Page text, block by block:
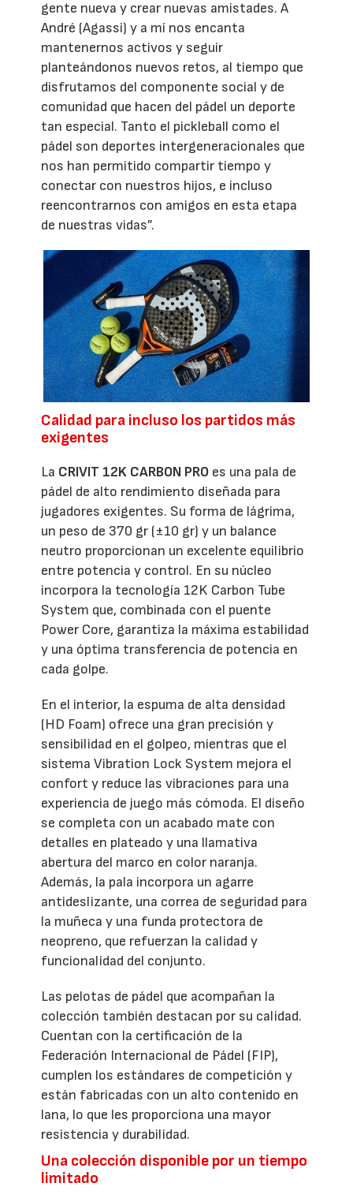
gente nueva y crear nuevas amistades. A
André (Agassi) y a mí nos encanta
mantenernos activos y seguir
planteándonos nuevos retos, al tiempo que
disfrutamos del componente social y de
comunidad que hacen del pádel un deporte
tan especial. Tanto el pickleball como el
pádel son deportes intergeneracionales que
nos han permitido compartir tiempo y
conectar con nuestros hijos, e incluso
reencontrarnos con amigos en esta etapa
de nuestras vidas”.
Calidad para incluso los partidos más
exigentes
La CRIVIT 12K CARBON PRO es una pala de
pádel de alto rendimiento diseñada para
jugadores exigentes. Su forma de lágrima,
un peso de 370 gr (±10 gr) y un balance
neutro proporcionan un excelente equilibrio
entre potencia y control. En su núcleo
incorpora la tecnología 12K Carbon Tube
System que, combinada con el puente
Power Core, garantiza la máxima estabilidad
y una óptima transferencia de potencia en
cada golpe.
En el interior, la espuma de alta densidad
(HD Foam) ofrece una gran precisión y
sensibilidad en el golpeo, mientras que el
sistema Vibration Lock System mejora el
confort y reduce las vibraciones para una
experiencia de juego más cómoda. El diseño
se completa con un acabado mate con
detalles en plateado y una llamativa
abertura del marco en color naranja.
Además, la pala incorpora un agarre
antideslizante, una correa de seguridad para
la muñeca y una funda protectora de
neopreno, que refuerzan la calidad y
funcionalidad del conjunto.
Las pelotas de pádel que acompañan la
colección también destacan por su calidad.
Cuentan con la certificación de la
Federación Internacional de Pádel (FIP),
cumplen los estándares de competición y
están fabricadas con un alto contenido en
lana, lo que les proporciona una mayor
resistencia y durabilidad.
Una colección disponible por un tiempo
limitado